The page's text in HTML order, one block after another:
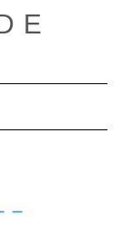
navegación
–